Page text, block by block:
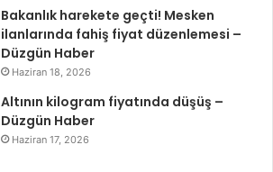
Bakanlık harekete geçti! Mesken
ilanlarında fahiş fiyat düzenlemesi –
Düzgün Haber
Haziran 18, 2026
Altının kilogram fiyatında düşüş –
Düzgün Haber
Haziran 17, 2026